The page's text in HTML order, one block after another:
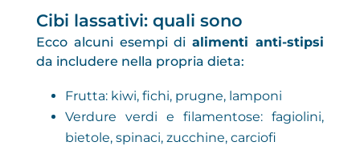
Cibi lassativi: quali sono
Ecco alcuni esempi dialimenti anti-stipsi
da includere nella propria dieta:
Frutta: kiwi, fichi, prugne,lamponi
Verdure verdi e filamentose: fagiolini,
bietole, spinaci, zucchine, carciofi